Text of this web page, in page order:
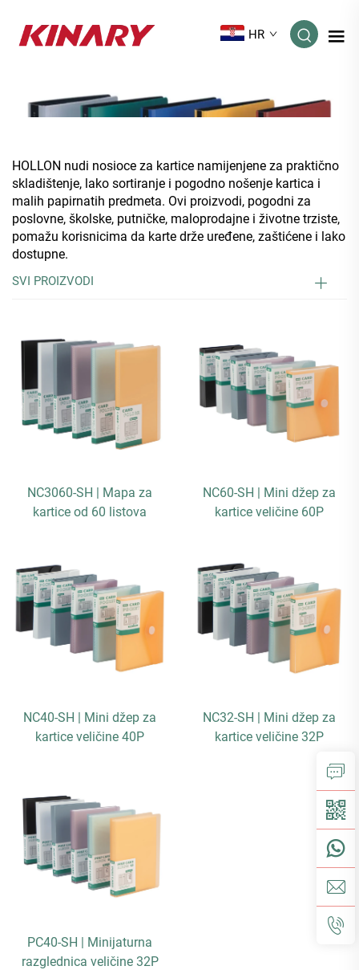
HR
HOLLON nudi nosioce za kartice namijenjene za praktično
skladištenje, lako sortiranje i pogodno nošenje kartica i
malih papirnatih predmeta. Ovi proizvodi, pogodni za
poslovne, školske, putničke, maloprodajne i životne trziste,
pomažu korisnicima da karte drže uređene, zaštićene i lako
dostupne.
SVI PROIZVODI
NC3060-SH | Mapa za
kartice od 60 listova
NC60-SH | Mini džep za
kartice veličine 60P
NC40-SH | Mini džep za
kartice veličine 40P
NC32-SH | Mini džep za
kartice veličine 32P
PC40-SH | Minijaturna
razglednica veličine 32P